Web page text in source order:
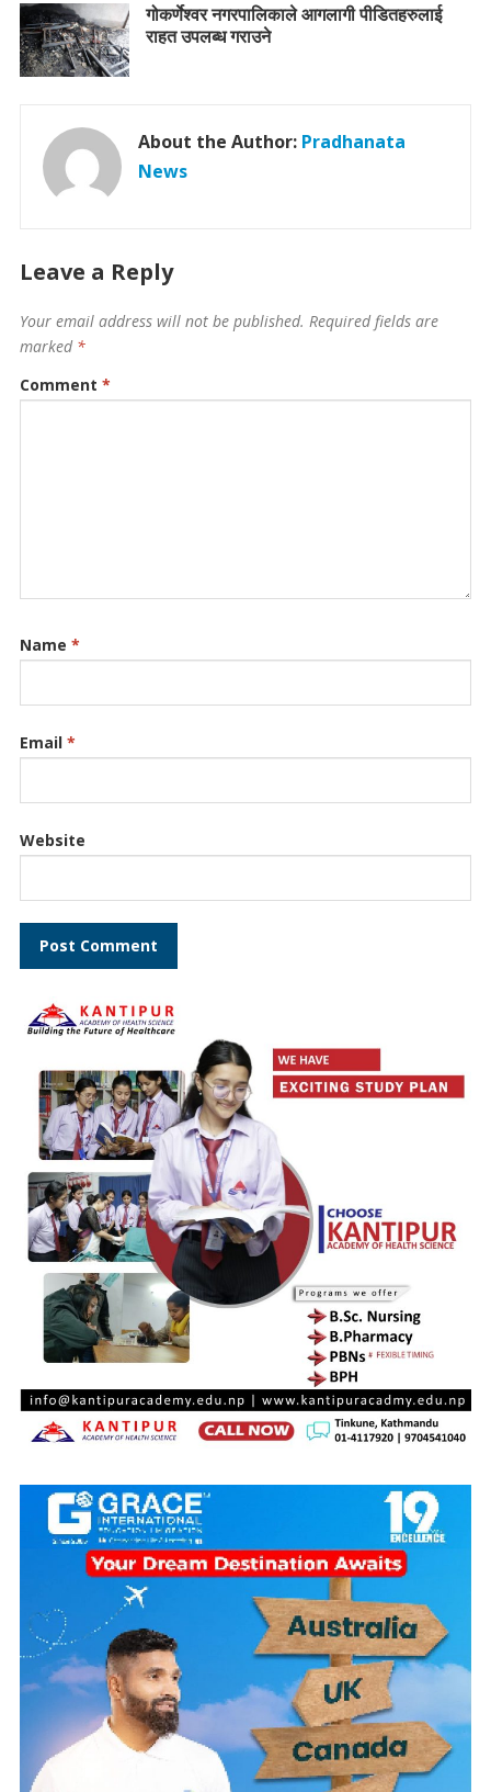
गोकर्णेश्वर नगरपालिकाले आगलागी पीडितहरुलाई
राहत उपलब्ध गराउने
About the Author: Pradhanata
News
Leave a Reply
Your email address will not be published. Required fields are
marked *
Comment *
Name *
Email *
Website